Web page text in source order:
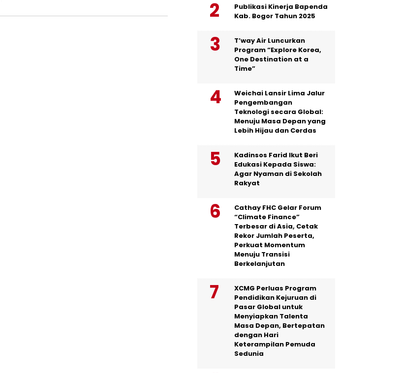
Publikasi Kinerja Bapenda
Kab. Bogor Tahun 2025
T’way Air Luncurkan
Program “Explore Korea,
One Destination at a
Time”
Weichai Lansir Lima Jalur
Pengembangan
Teknologi secara Global:
Menuju Masa Depan yang
Lebih Hijau dan Cerdas
Kadinsos Farid Ikut Beri
Edukasi Kepada Siswa:
Agar Nyaman di Sekolah
Rakyat
Cathay FHC Gelar Forum
“Climate Finance”
Terbesar di Asia, Cetak
Rekor Jumlah Peserta,
Perkuat Momentum
Menuju Transisi
Berkelanjutan
XCMG Perluas Program
Pendidikan Kejuruan di
Pasar Global untuk
Menyiapkan Talenta
Masa Depan, Bertepatan
dengan Hari
Keterampilan Pemuda
Sedunia